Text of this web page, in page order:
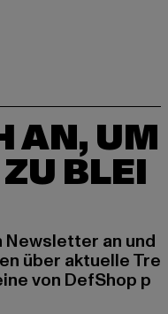
AN, UM
BLEI
an und
über aktuelle Tre
von DefShop p